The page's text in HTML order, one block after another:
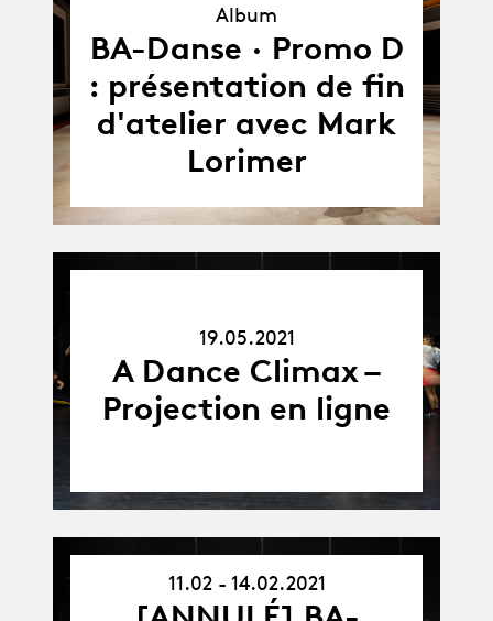
Album
Album
BA-Danse · Promo D
: présentation de fin
d'atelier avec Mark
Lorimer
19.05.2021
A Dance Climax –
Projection en ligne
11.02 - 14.02.2021